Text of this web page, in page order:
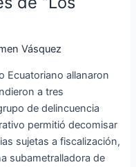
Vásquez
Ecuatoriano allanaron
a tres
de delincuencia
permitió decomisar
sujetas a fiscalización,
subametralladora de